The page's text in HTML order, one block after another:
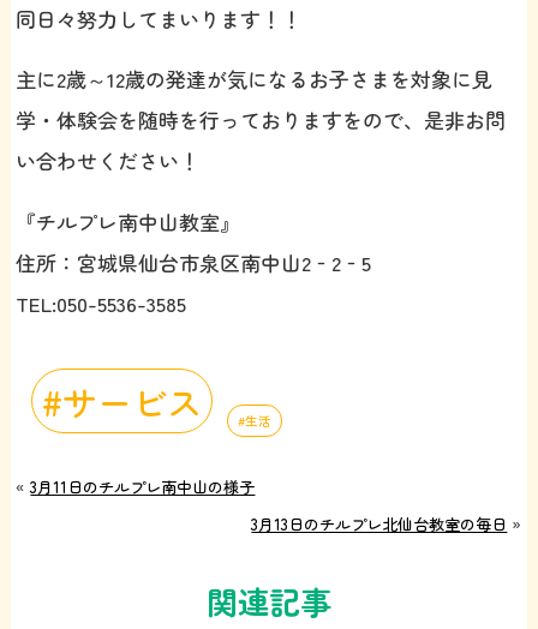
同日々努力してまいります！！
主に2歳～12歳の発達が気になるお子さまを対象に見
学・体験会を随時を行っておりますをので、是非お問
い合わせください！
『チルプレ南中山教室』
住所：宮城県仙台市泉区南中山2‐2‐5
TEL:050-5536-3585
サービス 生活
«3月11日のチルプレ南中山の様子
3月13日のチルプレ北仙台教室の毎日 »
関連記事